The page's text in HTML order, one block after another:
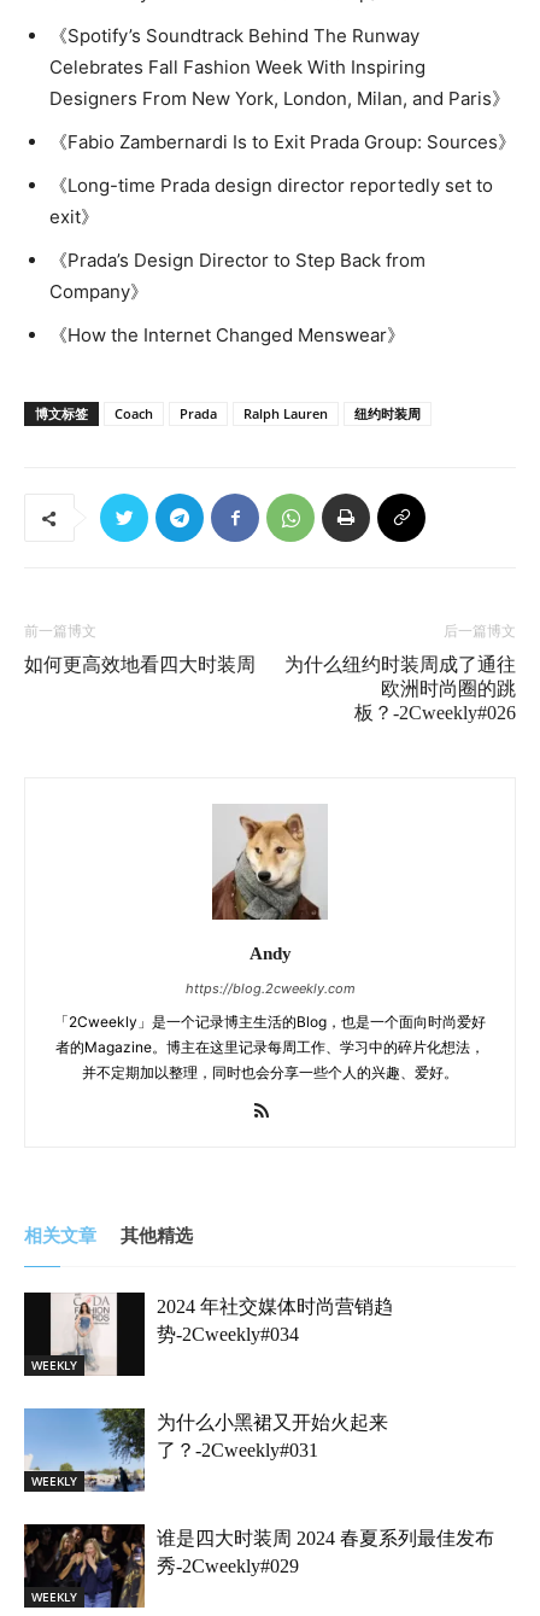
《Spotify’s Soundtrack Behind The Runway
Celebrates Fall Fashion Week With Inspiring
Designers From New York, London, Milan, and Paris》
《Fabio Zambernardi Is to Exit Prada Group: Sources》
《Long-time Prada design director reportedly set to
exit》
《Prada’s Design Director to Step Back from
Company》
《How the Internet Changed Menswear》
博文标签 Coach Prada Ralph Lauren 纽约时装周
前一篇博文
如何更高效地看四大时装周
后一篇博文
为什么纽约时装周成了通往
欧洲时尚圈的跳
板？-2Cweekly#026
Andy
https://blog.2cweekly.com
「2Cweekly」是一个记录博主生活的Blog，也是一个面向时尚爱好
者的Magazine。博主在这里记录每周工作、学习中的碎片化想法，
并不定期加以整理，同时也会分享一些个人的兴趣、爱好。
相关文章 其他精选
WEEKLY
2024 年社交媒体时尚营销趋
势-2Cweekly#034
WEEKLY
为什么小黑裙又开始火起来
了？-2Cweekly#031
WEEKLY
谁是四大时装周 2024 春夏系列最佳发布
秀-2Cweekly#029